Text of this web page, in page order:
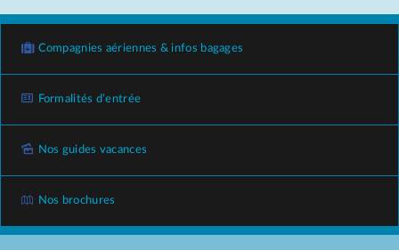
Compagnies aériennes & infos bagages
Formalités d’entrée
Nos guides vacances
Nos brochures